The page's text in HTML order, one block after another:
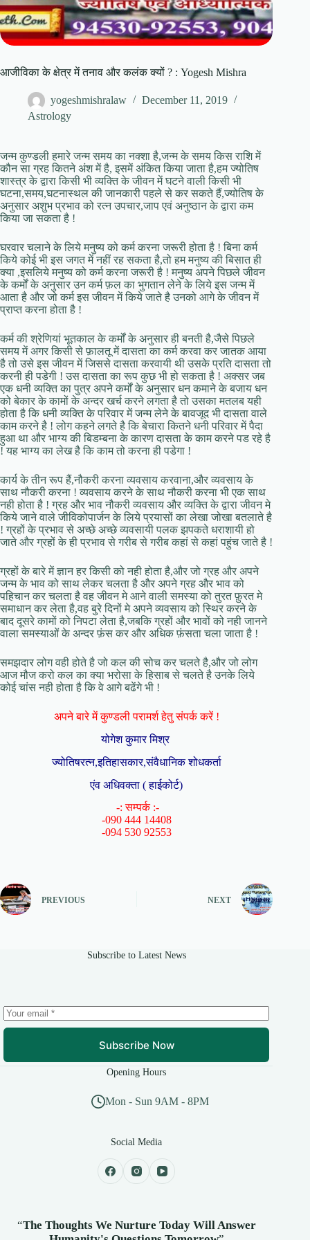
आजीविका के क्षेत्र में तनाव और कलंक क्यों ? : Yogesh Mishra
yogeshmishralaw
December 11, 2019
Astrology
जन्म कुण्डली हमारे जन्म समय का नक्शा है,जन्म के समय किस राशि में
कौन सा ग्रह कितने अंश में है, इसमें अंकित किया जाता है,हम ज्योतिष
शास्त्र के द्वारा किसी भी व्यक्ति के जीवन में घटने वाली किसी भी
घटना,समय,घटनास्थल की जानकारी पहले से कर सकते हैं,ज्योतिष के
अनुसार अशुभ प्रभाव को रत्न उपचार,जाप एवं अनुष्ठान के द्वारा कम
किया जा सकता है !
घरवार चलाने के लिये मनुष्य को कर्म करना जरूरी होता है ! बिना कर्म
किये कोई भी इस जगत में नहीं रह सकता है,तो हम मनुष्य की बिसात ही
क्या ,इसलिये मनुष्य को कर्म करना जरूरी है ! मनुष्य अपने पिछले जीवन
के कर्मों के अनुसार उन कर्म फ़ल का भुगतान लेने के लिये इस जन्म में
आता है और जो कर्म इस जीवन में किये जाते है उनको आगे के जीवन में
प्राप्त करना होता है !
कर्म की श्रेणियां भूतकाल के कर्मों के अनुसार ही बनती है,जैसे पिछले
समय में अगर किसी से फ़ालतू में दासता का कर्म करवा कर जातक आया
है तो उसे इस जीवन में जिससे दासता करवायी थी उसके प्रति दासता तो
करनी ही पडेगी ! उस दासता का रूप कुछ भी हो सकता है ! अक्सर जब
एक धनी व्यक्ति का पुत्र अपने कर्मों के अनुसार धन कमाने के बजाय धन
को बेकार के कामों के अन्दर खर्च करने लगता है तो उसका मतलब यही
होता है कि धनी व्यक्ति के परिवार में जन्म लेने के बावजूद भी दासता वाले
काम करने है ! लोग कहने लगते है कि बेचारा कितने धनी परिवार में पैदा
हुआ था और भाग्य की बिडम्बना के कारण दासता के काम करने पड रहे है
! यह भाग्य का लेख है कि काम तो करना ही पडेगा !
कार्य के तीन रूप हैं,नौकरी करना व्यवसाय करवाना,और व्यवसाय के
साथ नौकरी करना ! व्यवसाय करने के साथ नौकरी करना भी एक साथ
नही होता है ! ग्रह और भाव नौकरी व्यवसाय और व्यक्ति के द्वारा जीवन मे
किये जाने वाले जीविकोपार्जन के लिये प्रयासों का लेखा जोखा बतलाते है
! ग्रहों के प्रभाव से अच्छे अच्छे व्यवसायी पलक झपकते धराशायी हो
जाते और ग्रहों के ही प्रभाव से गरीब से गरीब कहां से कहां पहुंच जाते है !
ग्रहों के बारे में ज्ञान हर किसी को नही होता है,और जो ग्रह और अपने
जन्म के भाव को साथ लेकर चलता है और अपने ग्रह और भाव को
पहिचान कर चलता है वह जीवन मे आने वाली समस्या को तुरत फ़ुरत मे
समाधान कर लेता है,वह बुरे दिनों मे अपने व्यवसाय को स्थिर करने के
बाद दूसरे कामों को निपटा लेता है,जबकि ग्रहों और भावों को नही जानने
वाला समस्याओं के अन्दर फ़ंस कर और अधिक फ़ंसता चला जाता है !
समझदार लोग वही होते है जो कल की सोच कर चलते है,और जो लोग
आज मौज करो कल का क्या भरोसा के हिसाब से चलते है उनके लिये
कोई चांस नही होता है कि वे आगे बढेंगे भी !
अपने बारे में कुण्डली परामर्श हेतु संपर्क करें !
योगेश कुमार मिश्र
ज्योतिषरत्न,इतिहासकार,संवैधानिक शोधकर्ता
एंव अधिवक्ता ( हाईकोर्ट)
-: सम्पर्क :-
-090 444 14408
-094 530 92553
PREVIOUS NEXT
Subscribe to Latest News
Subscribe Now
Opening Hours
Mon - Sun 9AM - 8PM
Social Media
“The Thoughts We Nurture Today Will Answer